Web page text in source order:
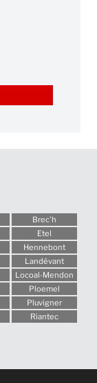
Brec'h
Etel
Hennebont
Landévant
Locoal-Mendon
Ploemel
Pluvigner
Riantec